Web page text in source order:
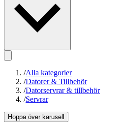
/Alla kategorier
/Datorer & Tillbehör
/Datorservrar & tillbehör
/Servrar
Hoppa över karusell